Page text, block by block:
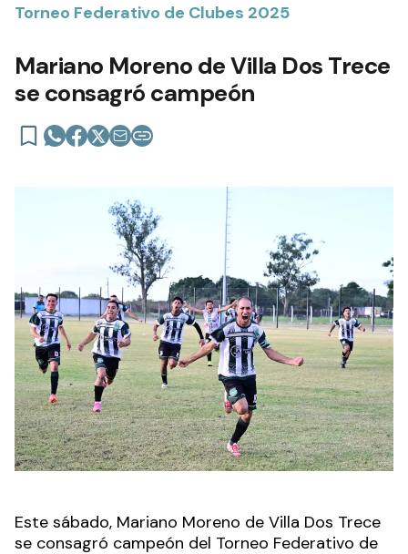
Torneo Federativo de Clubes 2025
Mariano Moreno de Villa Dos Trece
se consagró campeón
Este sábado, Mariano Moreno de Villa Dos Trece
se consagró campeón del Torneo Federativo de